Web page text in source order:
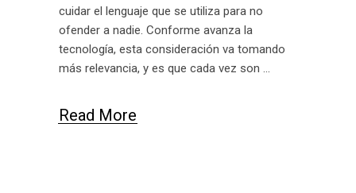
cuidar el lenguaje que se utiliza para no
ofender a nadie. Conforme avanza la
tecnología, esta consideración va tomando
más relevancia, y es que cada vez son
Read More